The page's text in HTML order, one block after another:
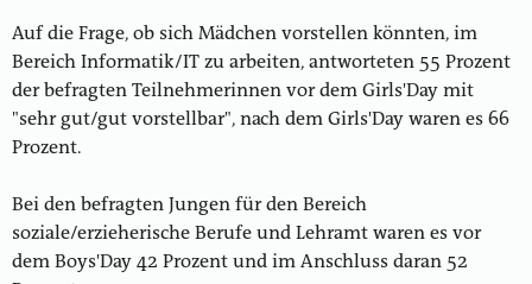
Auf die Frage, ob sich Mädchen vorstellen könnten, im
Bereich Informatik/IT zu arbeiten, antworteten 55 Prozent
der befragten Teilnehmerinnen vor dem Girls'Day mit
"sehr gut/gut vorstellbar", nach dem Girls'Day waren es 66
Prozent.
Bei den befragten Jungen für den Bereich
soziale/erzieherische Berufe und Lehramt waren es vor
dem Boys'Day 42 Prozent und im Anschluss daran 52